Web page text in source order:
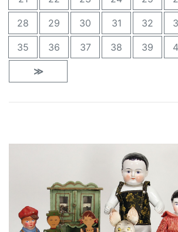
28 29 30 31 32
35 36 37 38 39
≫